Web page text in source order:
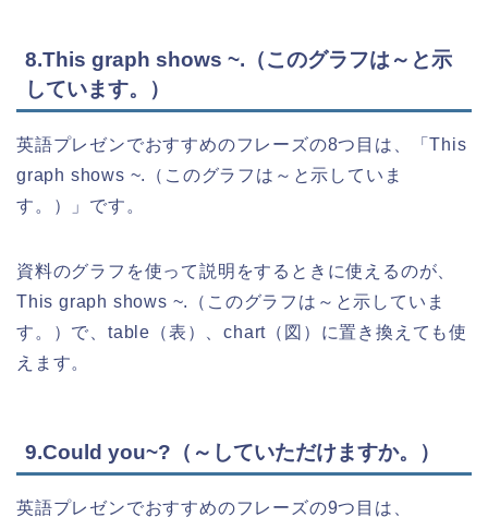
8.This graph shows ~.（このグラフは～と示
しています。）
英語プレゼンでおすすめのフレーズの8つ目は、「This
graph shows ~.（このグラフは～と示していま
す。）」です。
資料のグラフを使って説明をするときに使えるのが、
This graph shows ~.（このグラフは～と示していま
す。）で、table（表）、chart（図）に置き換えても使
えます。
9.Could you~?（～していただけますか。）
英語プレゼンでおすすめのフレーズの9つ目は、